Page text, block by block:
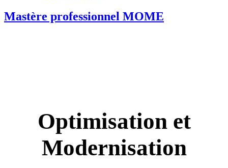
Mastère professionnel MOME
Optimisation et
Modernisation